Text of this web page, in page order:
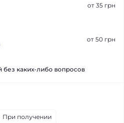
от 35 грн
от 50 грн
без каких-либо вопросов
При получении